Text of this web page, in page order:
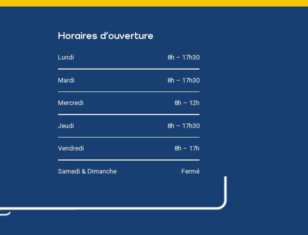
Horaires d’ouverture
Lundi 8h – 17h30
Mardi 8h – 17h30
Mercredi 8h – 12h
Jeudi 8h – 17h30
Vendredi 8h – 17h
Samedi & Dimanche Fermé